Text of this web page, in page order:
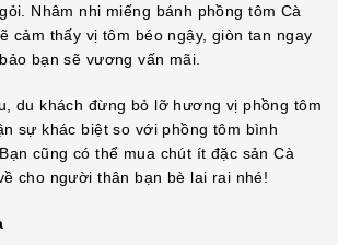
Nhâm nhi miếng bánh phồng tôm Cà
cảm thấy vị tôm béo ngậy, giòn tan ngay
bạn sẽ vương vấn mãi.
du khách đừng bỏ lỡ hương vị phồng tôm
sự khác biệt so với phồng tôm bình
cũng có thể mua chút ít đặc sản Cà
cho người thân bạn bè lai rai nhé!